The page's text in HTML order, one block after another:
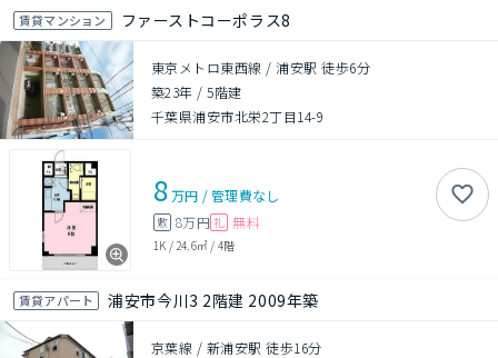
賃貸マンション ファーストコーポラス8
東京メトロ東西線 / 浦安駅 徒歩6分
築23年 /5階建
千葉県浦安市北栄2丁目14-9
8万円 /管理費なし
敷 8万円 礼 無料
1K / 24.6㎡ / 4階
賃貸アパート 浦安市今川3 2階建 2009年築
京葉線 / 新浦安駅 徒歩16分